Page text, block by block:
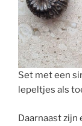
Set met een
lepeltjes als
Daarnaast zijn